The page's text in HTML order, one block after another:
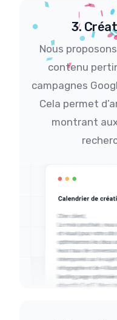
3.
Nous
contenu
campagnes
Cela permet
montrant